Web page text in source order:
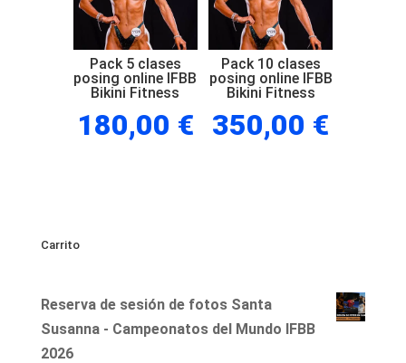
Bikini
Fitness
cantidad
Pack 5 clases
posing online IFBB
Bikini Fitness
180,00 €
Pack 10 clases
posing online IFBB
Bikini Fitness
350,00 €
Carrito
Reserva de sesión de fotos Santa
Susanna - Campeonatos del Mundo IFBB
2026